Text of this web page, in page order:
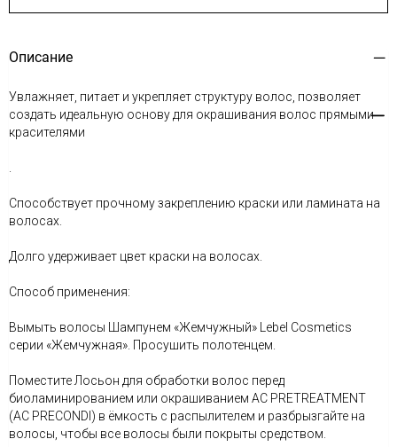
Описание
Увлажняет, питает и укрепляет структуру волос, позволяет
создать идеальную основу для окрашивания волос прямыми
красителями
Способствует прочному закреплению краски или ламината на
волосах.
Долго удерживает цвет краски на волосах.
Способ применения:
Вымыть волосы Шампунем «Жемчужный» Lebel Cosmetics
серии «Жемчужная». Просушить полотенцем.
Поместите Лосьон для обработки волос перед
биоламинированием или окрашиванием AC PRETREATMENT
(АС PRECONDI) в ёмкость с распылителем и разбрызгайте на
волосы, чтобы все волосы были покрыты средством.